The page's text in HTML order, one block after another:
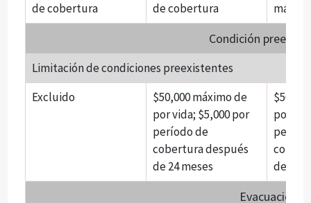
de cobertura
de cobertura
Condición
Limitación de condiciones preexistentes
Excluido
$50,000 máximo de
por vida; $5,000 por
período de
cobertura después
de 24 meses
por
de 24
Evacuación